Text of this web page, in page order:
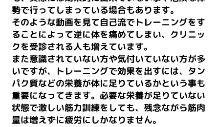
勢で行ってしまっている場合もあります。
そのような動画を見て自己流でトレーニングをす
ることによって逆に体を痛めてしまい、クリニッ
クを受診される人も増えています。
また意識されていない方や気付いていない方が多
いですが、トレーニングで効果を出すには、タン
パク質などの栄養が体に足りているかという事も
重要になってきます。必要な栄養が足りていない
状態で激しい筋力訓練をしても、残念ながら筋肉
量は増えずに疲労にしかなりません。